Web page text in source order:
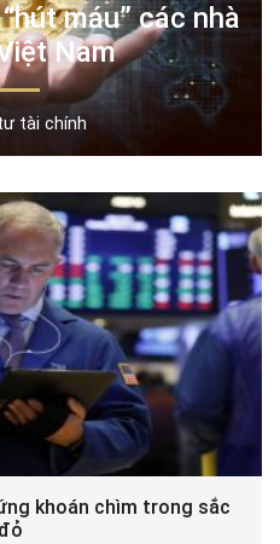
máu” các nhà
Nam
tài chính
khoán chìm trong sắc
đỏ